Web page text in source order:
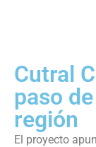
Cutral
paso
región
El proyecto